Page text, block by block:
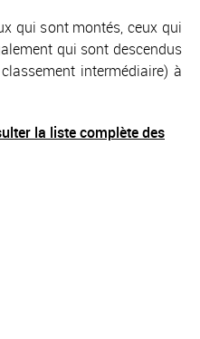
qui sont montés, ceux qui
qui sont descendus
intermédiaire) à
la liste complète des